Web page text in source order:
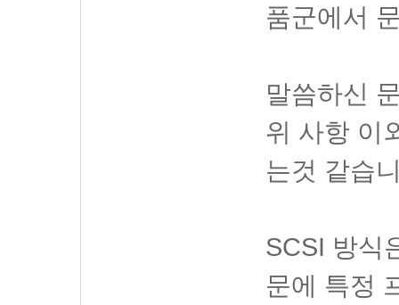
품군에서
말씀하신
위 사항 이
는것 같습
SCSI 방식
문에 특정